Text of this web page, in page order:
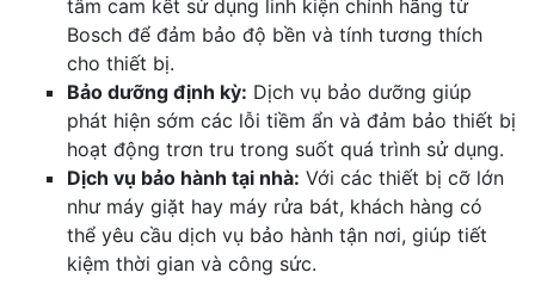
tâm cam kết sử dụng linh kiện chính hãng từ
Bosch để đảm bảo độ bền và tính tương thích
cho thiết bị.
Bảo dưỡng định kỳ: Dịch vụ bảo dưỡng giúp
phát hiện sớm các lỗi tiềm ẩn và đảm bảo thiết bị
hoạt động trơn tru trong suốt quá trình sử dụng.
Dịch vụ bảo hành tại nhà: Với các thiết bị cỡ lớn
như máy giặt hay máy rửa bát, khách hàng có
thể yêu cầu dịch vụ bảo hành tận nơi, giúp tiết
kiệm thời gian và công sức.